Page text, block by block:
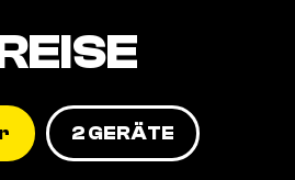
2 GERÄTE